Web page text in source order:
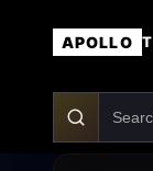
APOLLO